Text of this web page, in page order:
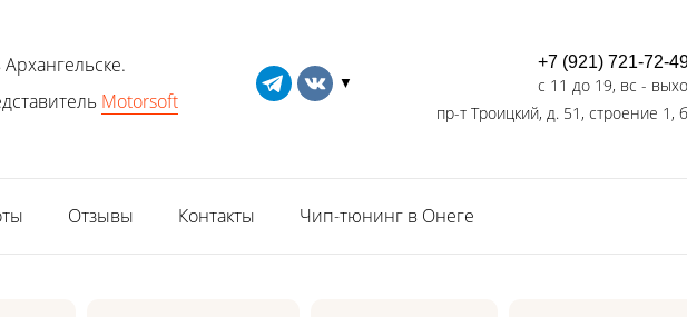
Motorsoft
▼
+7 (921) 721-72-
с 11 до 19, вс -
пр-т Троицкий, д. 51, строение 1,
Отзывы Контакты Чип-тюнинг в Онеге